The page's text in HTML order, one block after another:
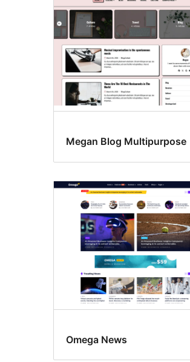
Megan Blog Multipurpose
Omega News